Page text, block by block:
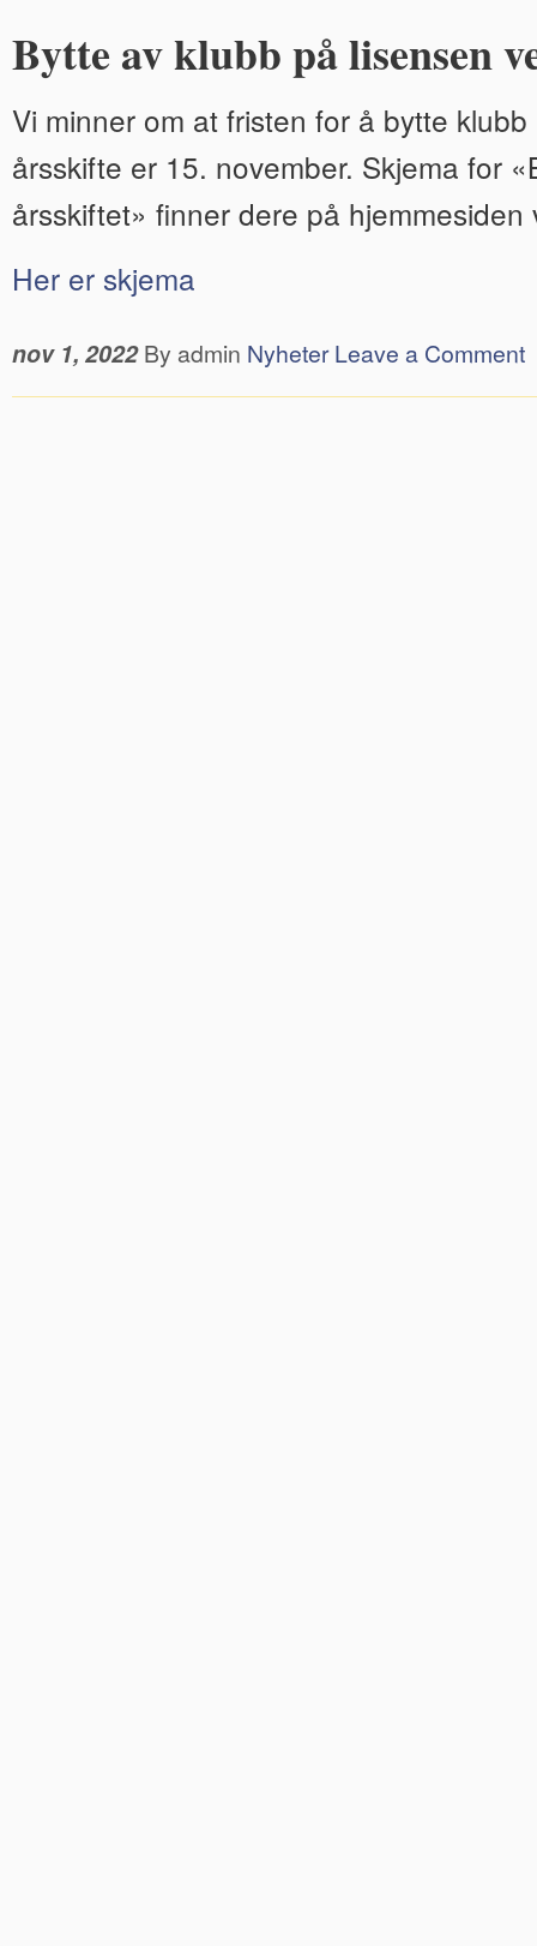
Bytte av klubb på lisensen
Vi minner om at fristen for å bytte
årsskifte er 15. november. Skjema for
årsskiftet» finner dere på hjemmesiden
Her er skjema
nov 1, 2022 By admin Nyheter Leave a Comment